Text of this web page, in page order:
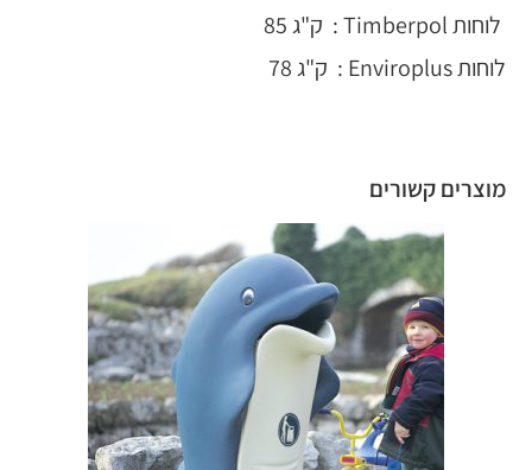
לוחות Timberpol : ק"ג 85
לוחות Enviroplus : ק"ג 78
מוצרים קשורים